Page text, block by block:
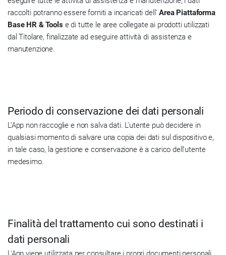
raccolti potranno essere forniti a incaricati dell'Area Piattaforma
Base HR & Tools e di tutte le aree collegate ai prodotti utilizzati
dal Titolare, finalizzate ad eseguire attività di assistenza e
manutenzione.
Periodo di conservazione dei dati personali
L'App non raccoglie e non salva dati. L'utente può decidere in
qualsiasi momento di salvare una copia dei dati sul dispositivo e,
in tale caso, la gestione e conservazione è a carico dell'utente
medesimo.
Finalità del trattamento cui sono destinati i
dati personali